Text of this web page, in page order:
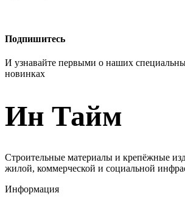
Подпишитесь
И узнавайте первыми о наших
новинках
Ин Тайм
Строительные материалы и крепёжные
жилой, коммерческой и социальной
Информация